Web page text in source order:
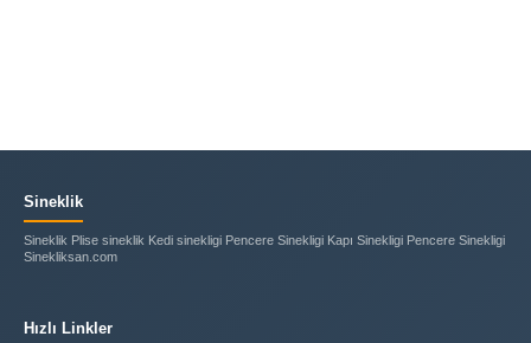
Sineklik
Sineklik Plise sineklik Kedi sinekligi Pencere Sinekligi Kapı Sinekligi Pencere Sinekligi
Sinekliksan.com
Hızlı Linkler